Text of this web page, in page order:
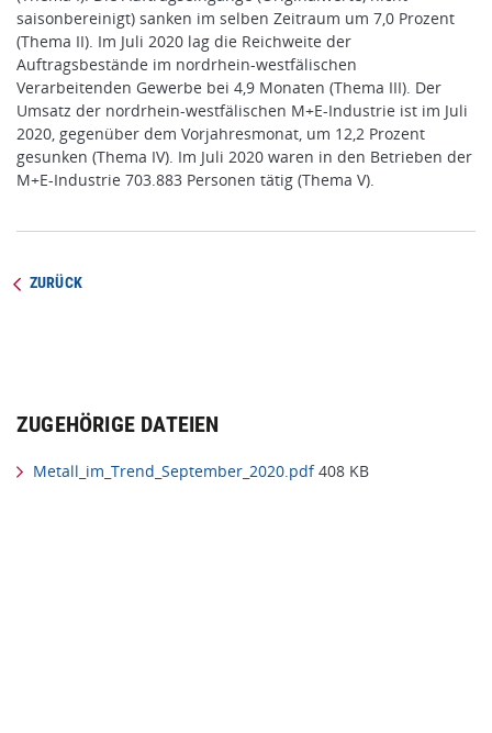
saisonbereinigt) sanken im selben Zeitraum um 7,0 Prozent
(Thema II). Im Juli 2020 lag die Reichweite der
Auftragsbestände im nordrhein-westfälischen
Verarbeitenden Gewerbe bei 4,9 Monaten (Thema III). Der
Umsatz der nordrhein-westfälischen M+E-Industrie ist im Juli
2020, gegenüber dem Vorjahresmonat, um 12,2 Prozent
gesunken (Thema IV). Im Juli 2020 waren in den Betrieben der
M+E‑Industrie 703.883 Personen tätig (Thema V).
ZURÜCK
ZUGEHÖRIGE DATEIEN
Metall_im_Trend_September_2020.pdf408 KB